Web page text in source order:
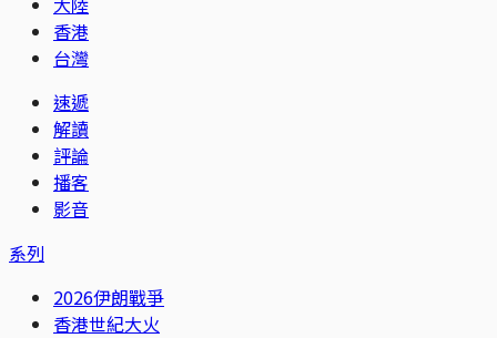
香港
台灣
速遞
解讀
評論
播客
影音
系列
2026伊朗戰爭
香港世紀大火